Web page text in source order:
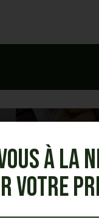
à la
votre